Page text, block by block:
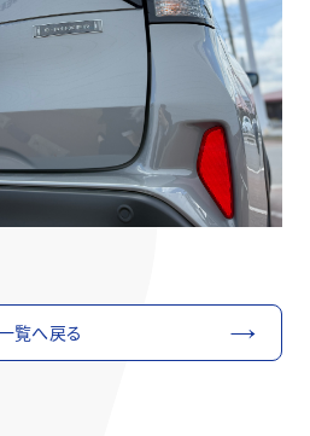
覧へ戻る